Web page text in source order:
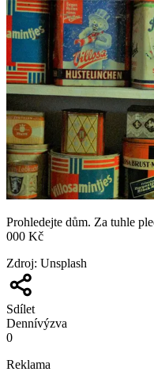
Prohledejte dům. Za tuhle
000 Kč
Zdroj: Unsplash
Sdílet
Dennívýzva
0
Reklama